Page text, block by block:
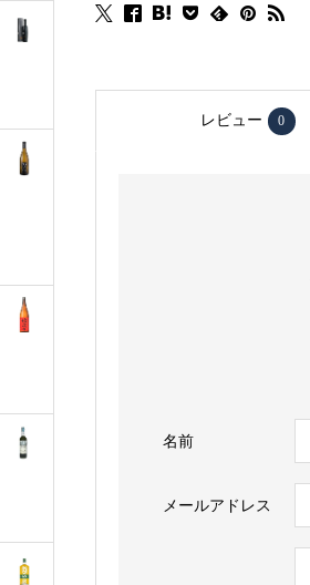
レビュー 0
名前
メールアドレス